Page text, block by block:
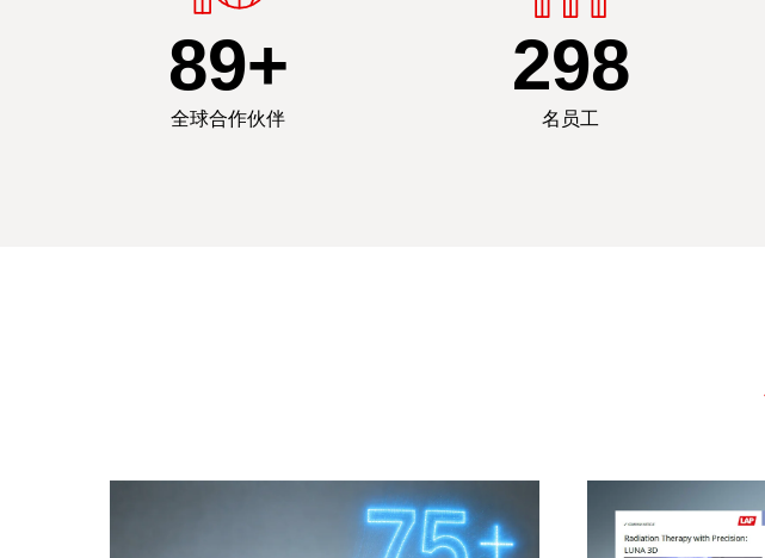
90+
全球合作伙伴
300
名员工